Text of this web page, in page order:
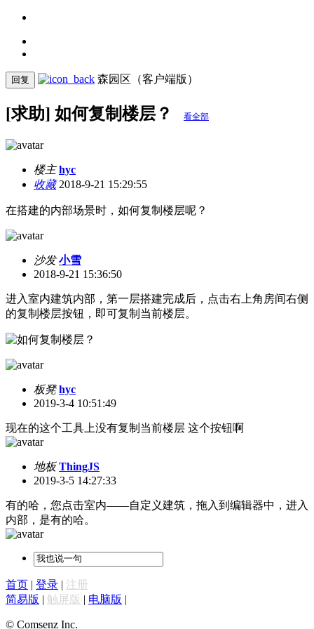
回复 森园区（客户端版）
[求助] 如何复制楼层？ 看全部
楼主 hyc
收藏2018-9-21 15:29:55
在搭建的内部场景时，如何复制楼层呢？
沙发 小雪
2018-9-21 15:36:50
进入室内建筑内部，第一层搭建完成后，点击右上角房间右侧
的复制楼层按钮，即可复制当前楼层。
板凳 hyc
2019-3-4 10:51:49
现在的这个工具上没有复制当前楼层 这个按钮啊
地板 ThingJS
2019-3-5 14:27:33
有的哈，您点击室内——自定义建筑，拖入到编辑器中，进入
内部，是有的哈。
首页 | 登录 | 注册
简易版 | 触屏版 | 电脑版 |
© Comsenz Inc.